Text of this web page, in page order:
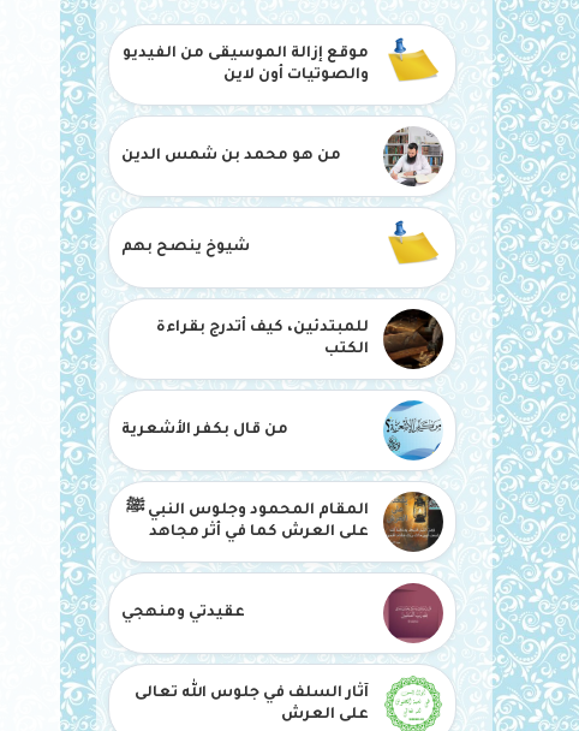
موقع إزالة الموسيقى من الفيديو
والصوتيات أون لاين
من هو محمد بن شمس الدين
شيوخ ينصح بهم
للمبتدئين، كيف أتدرج بقراءة
الكتب
من قال بكفر الأشعرية
المقام المحمود وجلوس النبي ﷺ
على العرش كما في أثر مجاهد
عقيدتي ومنهجي
آثار السلف في جلوس الله تعالى
على العرش